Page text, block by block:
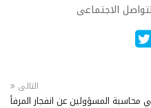
الاجتماعى
التالى
محاسبة المسؤولين عن انفجار المرفأ